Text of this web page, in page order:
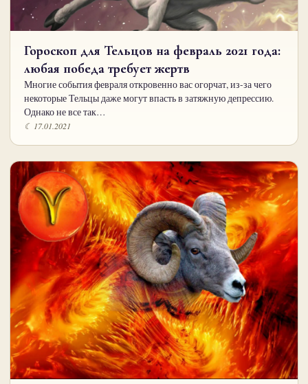
Гороскоп для Тельцов на февраль 2021 года:
любая победа требует жертв
Многие события февраля откровенно вас огорчат, из-за чего
некоторые Тельцы даже могут впасть в затяжную депрессию.
Однако не все так…
☾ 17.01.2021